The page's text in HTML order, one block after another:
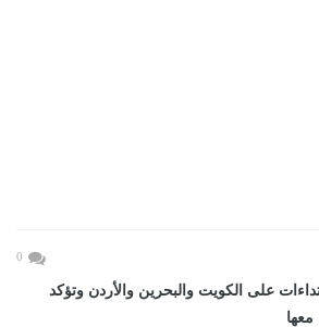
0
على الكويت والبحرين والأردن وتؤكد
معها